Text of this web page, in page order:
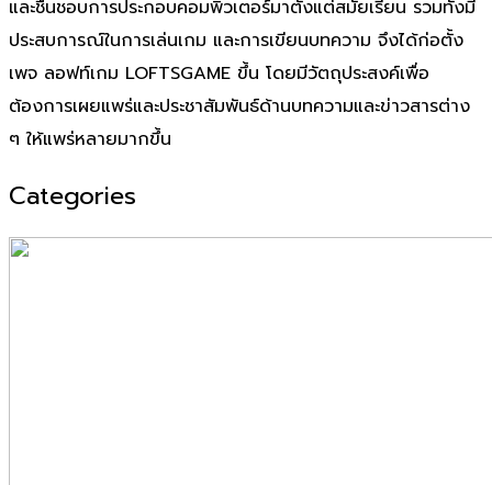
และชื่นชอบการประกอบคอมพิวเตอร์มาตั้งแต่สมัยเรียน รวมทั้งมี
ประสบการณ์ในการเล่นเกม และการเขียนบทความ จึงได้ก่อตั้ง
เพจ ลอฟท์เกม LOFTSGAME ขึ้น โดยมีวัตถุประสงค์เพื่อ
ต้องการเผยแพร่และประชาสัมพันธ์ด้านบทความและข่าวสารต่าง
ๆ ให้แพร่หลายมากขึ้น
Categories